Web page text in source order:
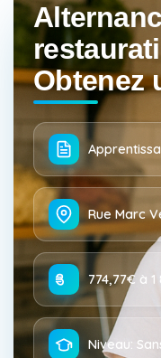
Obtenez
Rue Marc
774,77€ à 1
Niveau: